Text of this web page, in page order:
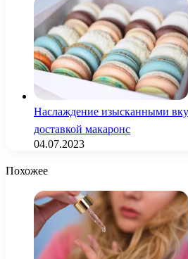
Наслаждение изысканными
доставкой макаронс
04.07.2023
Похожее